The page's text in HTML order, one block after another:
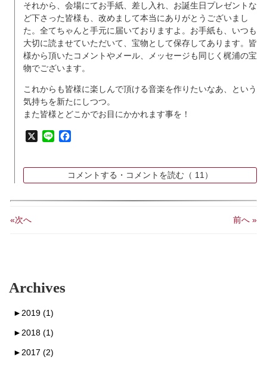
それから、会場にてお手紙、差し入れ、お誕生日プレゼントな
ど下さった皆様も、改めまして本当にありがとうございまし
た。全てちゃんと手元に届いておりますよ。お手紙も、いつも
大切に読ませていただいて、宝物として保存してあります。皆
様から頂いたコメントやメール、メッセージも同じく梶浦の宝
物でございます。
これからも皆様に楽しんで頂ける音楽を作りたいなあ、という
気持ちを新たにしつつ。
また皆様とどこかでお目にかかれます事を！
X Line
コメントする・コメントを読む（ 11）
«次へ 前へ »
Archives
► 2019 (1)
► 2018 (1)
► 2017 (2)